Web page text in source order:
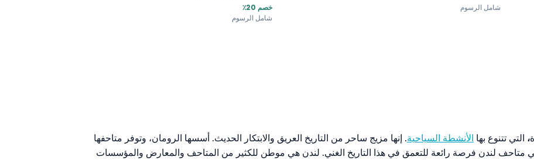
شامل الرسوم
خصم 20٪
شامل الرسوم
، التي تتنوع بها الأنشطة السياحية. إنها مزيج ساحر من التاريخ العريق والابتكار الحديث. أسسها الرومان، وتوفر متاحفها
متاحف لندن فرصة رائعة للتعمق في هذا التاريخ الغني. لندن هي موطن للكثير من المتاحف والمعارض والمؤسسات